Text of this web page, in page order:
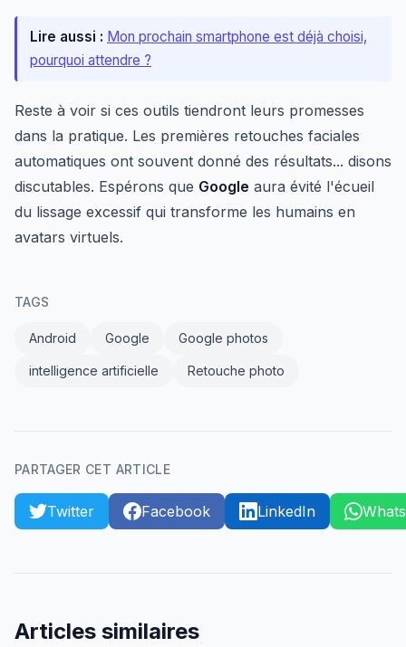
Lire aussi : Mon prochain smartphone est déjà choisi,
pourquoi attendre ?
Reste à voir si ces outils tiendront leurs promesses
dans la pratique. Les premières retouches faciales
automatiques ont souvent donné des résultats... disons
discutables. Espérons que Google aura évité l'écueil
du lissage excessif qui transforme les humains en
avatars virtuels.
TAGS
Android Google Google photos
intelligence artificielle Retouche photo
PARTAGER CET ARTICLE
Twitter Facebook LinkedIn
Articles similaires